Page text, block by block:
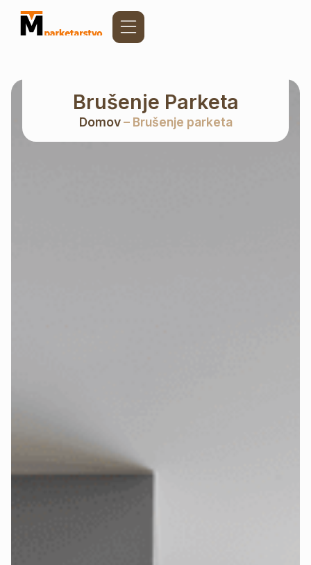
Brušenje Parketa
Domov– Brušenje parketa